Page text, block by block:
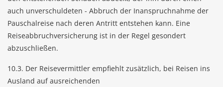
auch unverschuldeten - Abbruch der Inanspruchnahme der
Pauschalreise nach deren Antritt entstehen kann. Eine
Reiseabbruchversicherung ist in der Regel gesondert
abzuschließen.
10.3. Der Reisevermittler empfiehlt zusätzlich, bei Reisen ins
Ausland auf ausreichenden